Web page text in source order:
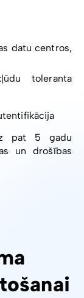
datu centros,
toleranta
pat 5 gadu
un drošības